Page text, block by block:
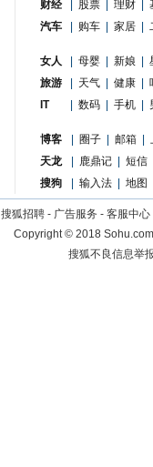
财经
股票 理财
汽车
购车 家居
女人 母婴 新娘
旅游
天气 健康
IT
数码 手机
博客 圈子 邮箱
天龙
鹿鼎记
短信
搜狗
输入法 地图
搜狐招聘 - 广告服务 - 客服中心
Copyright©2018
搜狐不良信息举